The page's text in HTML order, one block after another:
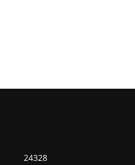
24328